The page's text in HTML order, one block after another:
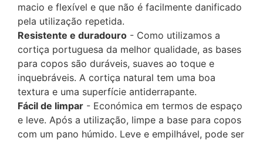
macio e flexível e que não é facilmente danificado
pela utilização repetida.
Resistente e duradouro - Como utilizamos a
cortiça portuguesa da melhor qualidade, as bases
para copos são duráveis, suaves ao toque e
inquebráveis. A cortiça natural tem uma boa
textura e uma superfície antiderrapante.
Fácil de limpar - Económica em termos de espaço
e leve. Após a utilização, limpe a base para copos
com um pano húmido. Leve e empilhável, pode ser